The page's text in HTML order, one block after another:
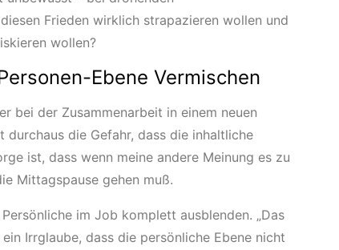
Frieden wirklich strapazieren wollen und
wollen?
Ebene Vermischen
bei der Zusammenarbeit in einem neuen
durchaus die Gefahr, dass die inhaltliche
ist, dass wenn meine andere Meinung es zu
Mittagspause gehen muß.
im Job komplett ausblenden. „Das
Irrglaube, dass die persönliche Ebene nicht